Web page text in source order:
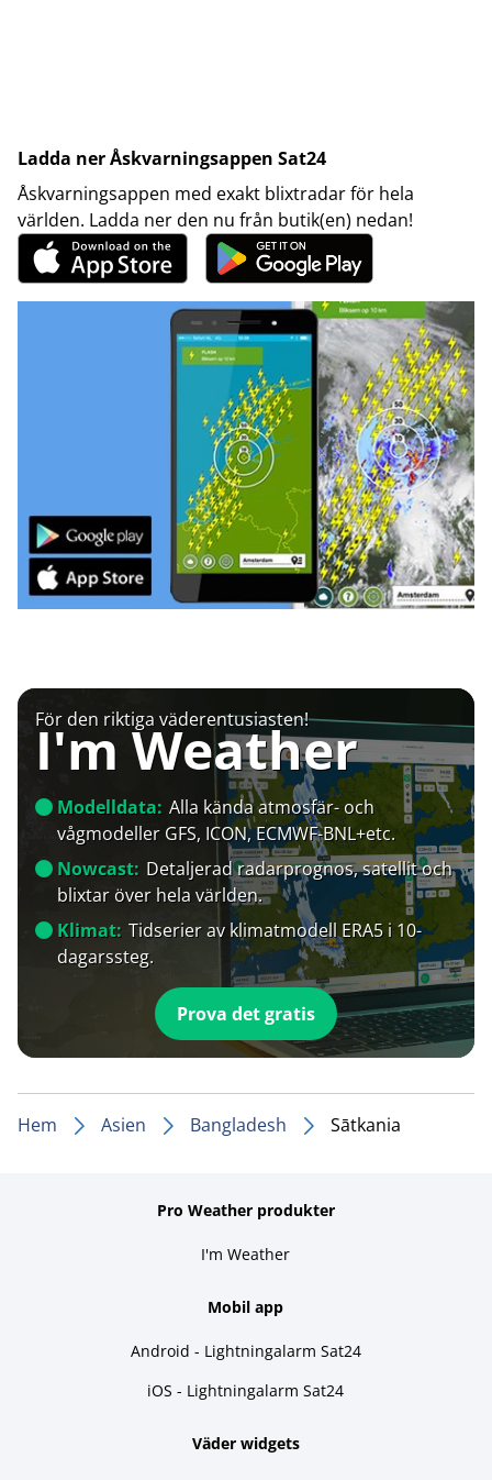
Ladda ner Åskvarningsappen Sat24
Åskvarningsappen med exakt blixtradar för hela
världen. Ladda ner den nu från butik(en) nedan!
För den riktiga väderentusiasten!
I'm Weather
Modelldata: Alla kända atmosfär- och
vågmodeller GFS, ICON, ECMWF-BNL+etc.
Nowcast: Detaljerad radarprognos, satellit och
blixtar över hela världen.
Klimat: Tidserier av klimatmodell ERA5 i 10-
dagarssteg.
Prova det gratis
Hem Asien Bangladesh Sātkania
Pro Weather produkter
I'm Weather
Mobil app
Android - Lightningalarm Sat24
iOS - Lightningalarm Sat24
Väder widgets